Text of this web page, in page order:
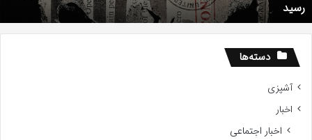
جدید
از
راه
رسید
رسید
دسته‌ها
آشپزی
اخبار
اخبار اجتماعی